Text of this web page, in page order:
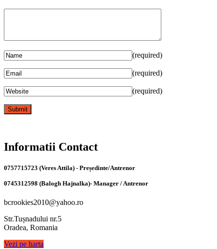
(required)
(required)
(required)
Informatii Contact
0757715723 (Veres Attila) - Președinte/Antrenor
0745312598 (Balogh Hajnalka)- Manager / Antrenor
bcrookies2010@yahoo.ro
Str.Tușnadului nr.5
Oradea, Romania
Vezi pe harta